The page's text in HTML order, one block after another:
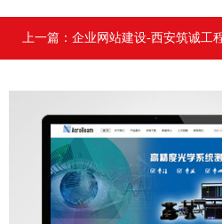
上一篇： 企业网站建设-西安筑诚工